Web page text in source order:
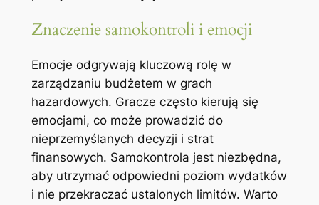
Znaczenie samokontroli i emocji
Emocje odgrywają kluczową rolę w
zarządzaniu budżetem w grach
hazardowych. Gracze często kierują się
emocjami, co może prowadzić do
nieprzemyślanych decyzji i strat
finansowych. Samokontrola jest niezbędna,
aby utrzymać odpowiedni poziom wydatków
i nie przekraczać ustalonych limitów. Warto